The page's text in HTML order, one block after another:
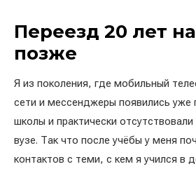
Переезд 20 лет
позже
Я из поколения, где мобильный
сети и мессенджеры появились уже
школы и практически
вузе. Так что после учёбы у меня
контактов с теми, с кем я учился в